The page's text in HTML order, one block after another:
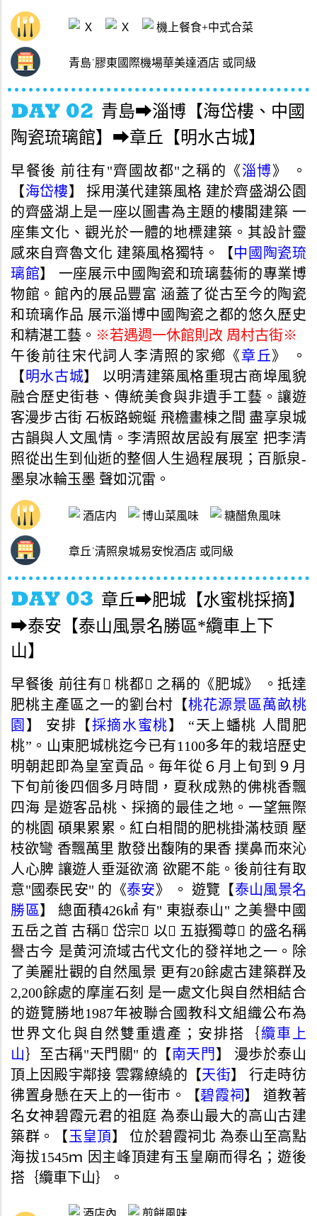
Ｘ Ｘ 機上餐食+中式合菜
青島˙膠東國際機場華美達酒店 或同級
青島➡淄博【海岱樓、中國
陶瓷琉璃館】➡章丘【明水古城】
早餐後 前往有"齊國故都"之稱的《淄博》 。
【海岱樓】 採用漢代建築風格 建於齊盛湖公園
的齊盛湖上是一座以圖書為主題的樓閣建築 一
座集文化、觀光於一體的地標建築。其設計靈
感來自齊魯文化 建築風格獨特。【中國陶瓷琉
璃館】 一座展示中國陶瓷和琉璃藝術的專業博
物館。館內的展品豐富 涵蓋了從古至今的陶瓷
和琉璃作品 展示淄博中國陶瓷之都的悠久歷史
和精湛工藝。 ※若遇週一休館則改 周村古街※
午後前往宋代詞人李清照的家鄕《章丘》 。
【明水古城】 以明清建築風格重現古商埠風貌
融合歷史街巷、傳統美食與非遺手工藝。讓遊
客漫步古街 石板路蜿蜒 飛檐畫棟之間 盡享泉城
古韻與人文風情。李清照故居設有展室 把李清
照從出生到仙逝的整個人生過程展現；百脈泉-
墨泉冰輪玉墨 聲如沉雷。
酒店内 博山菜風味 糖醋魚風味
章丘˙清照泉城易安悅酒店 或同級
章丘➡肥城【水蜜桃採摘】
➡泰安【泰山風景名勝區*纜車上下
山】
早餐後 前往有 桃都 之稱的《肥城》 。抵達
肥桃主產區之一的劉台村【桃花源景區萬畝桃
園 】 安排【採摘水蜜桃】 “天上蟠桃 人間肥
桃”。山東肥城桃迄今已有1100多年的栽培歷史
明朝起即為皇室貢品。毎年從６月上旬到９月
下旬前後四個多月時間，夏秋成熟的佛桃香飄
四海 是遊客品桃、採摘的最佳之地。一望無際
的桃園 碩果累累。紅白相間的肥桃掛滿枝頭 壓
枝欲彎 香飄萬里 散發出馥陏的果香 撲鼻而來沁
人心脾 讓遊人垂涎欲滴 欲罷不能。後前往有取
意"國泰民安" 的《泰安》 。 遊覽【泰山風景名
勝區 】 總面積426㎢ 有" 東嶽泰山" 之美譽中國
五岳之首 古稱 岱宗 以 五嶽獨尊 的盛名稱
譽古今 是黄河流域古代文化的發祥地之一。除
了美麗壯觀的自然風景 更有20餘處古建築群及
2,200餘處的摩崖石刻 是一處文化與自然相結合
的遊覽勝地1987年被聯合國教科文組織公布為
世界文化與自然雙重遺產；安排搭｛纜車上
山 ｝至古稱"天門關" 的【南天門 】 漫歩於泰山
頂上因殿宇鄰接 雲霧繚繞的【天街】 行走時彷
彿置身懸在天上的一街市。【碧霞祠 】 道教著
名女神碧霞元君的祖庭 為泰山最大的高山古建
築群。【 玉皇頂】 位於碧霞祠北 為泰山至高點
海拔1545ｍ 因主峰頂建有玉皇廟而得名；遊後
搭｛纜車下山｝。
酒店內 煎餅風味